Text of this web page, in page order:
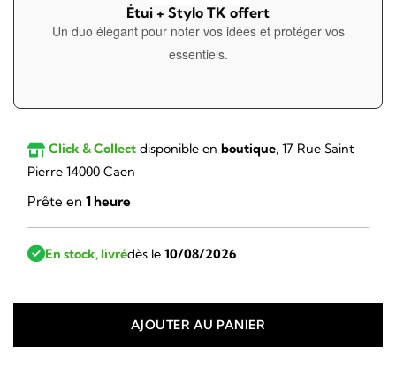
Étui + Stylo TK offert
Un duo élégant pour noter vos idées et protéger vos
essentiels.
Click & Collect disponible en boutique, 17 Rue Saint-
Pierre 14000 Caen
Prête en 1 heure
En stock, livrédès le 10/08/2026
AJOUTER AU PANIER